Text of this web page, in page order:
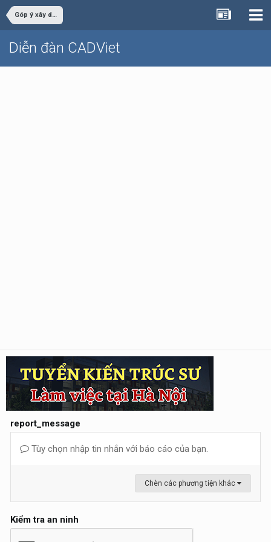
Góp ý xây dựng
Diễn đàn CADViet
report_message
Tùy chọn nhập tin nhắn với báo cáo của bạn.
Chèn các phương tiện khác
Kiểm tra an ninh